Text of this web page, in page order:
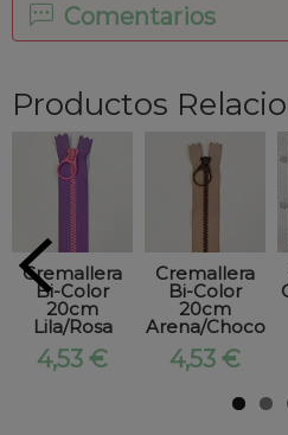
Comentarios
Productos
Cremallera
Bi-Color
20cm
Lila/Rosa
4,53 €
Cremallera
Bi-Color
20cm
Arena/Choco
4,53 €